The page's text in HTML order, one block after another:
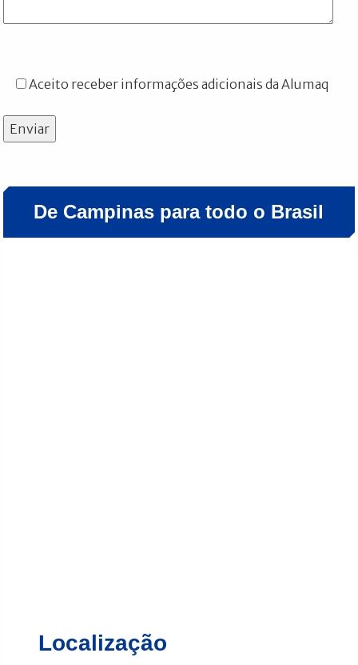
Aceito receber informações adicionais da Alumaq
Enviar
De Campinas para todo o Brasil
Localização